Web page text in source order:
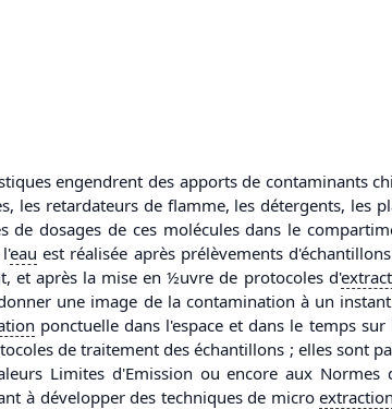
engendrent des apports de contaminants
les retardateurs de flamme, les détergents, les
de dosages de ces molécules dans le
eau est réalisée après prélèvements
et après la mise en ½uvre de protocoles d'
une image de la contamination à un
ponctuelle dans l'espace et dans le temps
de traitement des échantillons ; elles sont
Limites d'Emission ou encore aux
à développer des techniques de microextraction